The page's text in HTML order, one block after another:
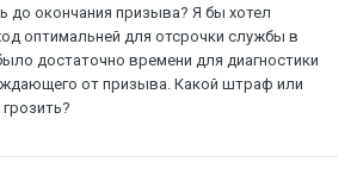
до окончания призыва? Я бы хотел
оптимальней для отсрочки службы в
достаточно времени для диагностики
от призыва. Какой штраф или